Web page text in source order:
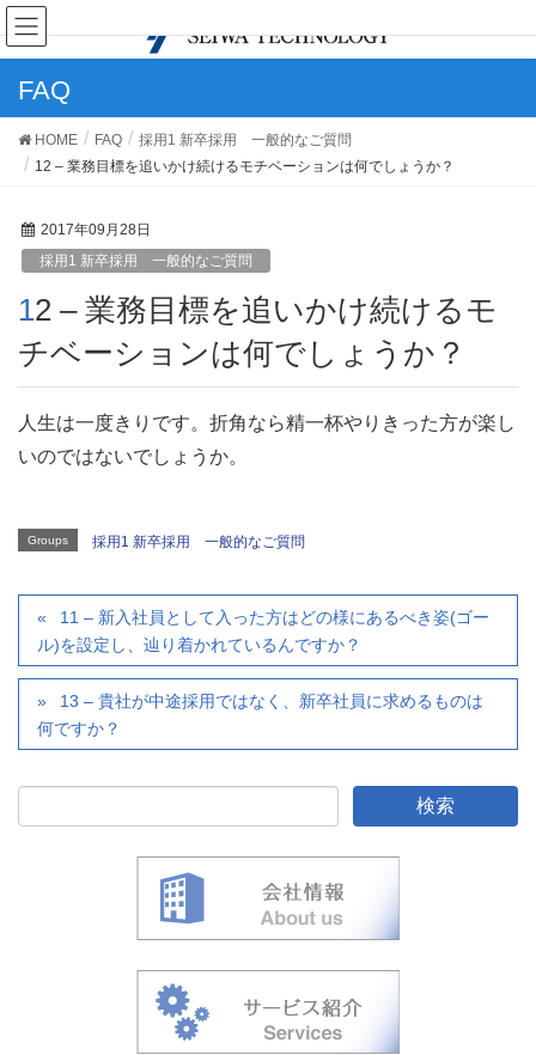
FAQ
HOME FAQ
採用1 新卒採用 一般的なご質問
12 – 業務目標を追いかけ続けるモチベーションは何でしょうか？
2017年09月28日
採用1 新卒採用 一般的なご質問
12 – 業務目標を追いかけ続けるモ
チベーションは何でしょうか？
人生は一度きりです。折角なら精一杯やりきった方が楽し
いのではないでしょうか。
Groups 採用1 新卒採用 一般的なご質問
11 – 新入社員として入った方はどの様にあるべき姿(ゴー
ル)を設定し、辿り着かれているんですか？
13 – 貴社が中途採用ではなく、新卒社員に求めるものは
何ですか？